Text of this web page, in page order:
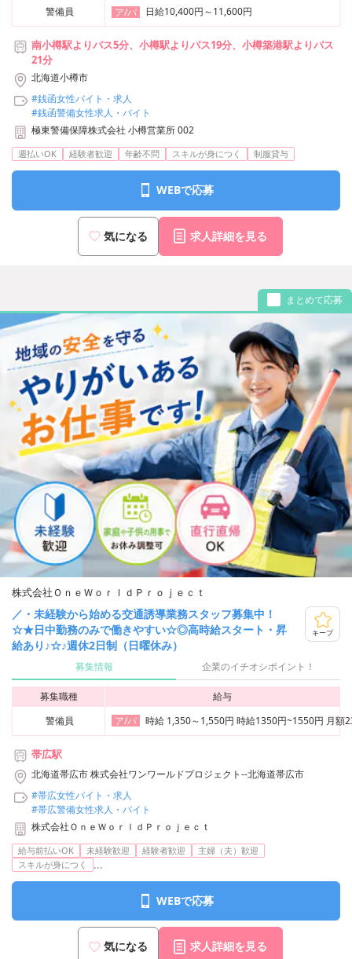
警備員
ア/パ 日給10,400円～11,600円
南小樽駅よりバス5分、小樽駅よりバス19分、小樽築港駅よりバス
21分
北海道小樽市
#銭函女性バイト・求人
#銭函警備女性求人・バイト
極東警備保障株式会社 小樽営業所 002
週払いOK 経験者歓迎 年齢不問 スキルが身につく 制服貸与
WEBで応募
気になる 求人詳細を見る
まとめて応募
株式会社ＯｎｅＷｏｒｌｄＰｒｏｊｅｃｔ
／・未経験から始める交通誘導業務スタッフ募集中！
☆★日中勤務のみで働きやすい☆◎高時給スタート・昇
給あり♪☆♪週休2日制（日曜休み）
キープ
募集情報 企業のイチオシポイント！
募集職種
給与
警備員
ア/パ 時給 1,350～1,550円 時給1350円~1550円 月
帯広駅
北海道帯広市 株式会社ワンワールドプロジェクト--北海道帯広市
#帯広女性バイト・求人
#帯広警備女性求人・バイト
株式会社ＯｎｅＷｏｒｌｄＰｒｏｊｅｃｔ
給与前払いOK 未経験歓迎 経験者歓迎
主婦（夫）歓迎
スキルが身につく
...
WEBで応募
気になる 求人詳細を見る